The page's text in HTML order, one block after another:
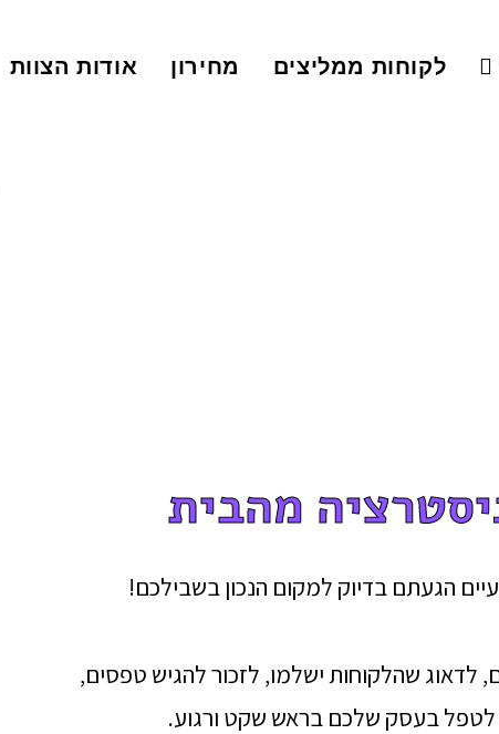
לקוחות ממליצים מחירון אודות הצוות
מהבית
הגעתם בדיוק למקום הנכון בשבילכם!
לדאוג שהלקוחות ישלמו, לזכור להגיש טפסים,
לטפל בעסק שלכם בראש שקט ורגוע.